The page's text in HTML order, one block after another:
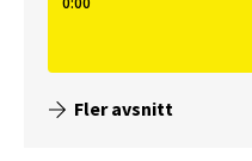
Fler avsnitt